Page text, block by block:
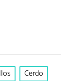
Cerdo